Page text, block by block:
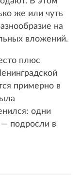
же или чуть
на
вложений.
плюс
примерно в
одни
подросли в